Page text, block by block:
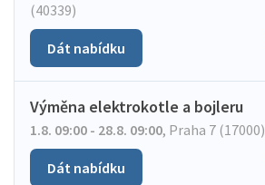
(40339)
Dát nabídku
Výměna elektrokotle a bojleru
1.8. 09:00 - 28.8. 09:00, Praha 7 (17000)
Dát nabídku